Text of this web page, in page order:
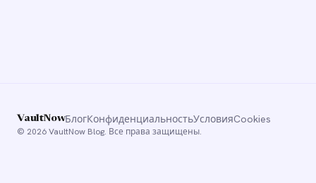
VaultNowБлогКонфиденциальностьУсловияCookies
© 2026 VaultNow Blog. Все права защищены.